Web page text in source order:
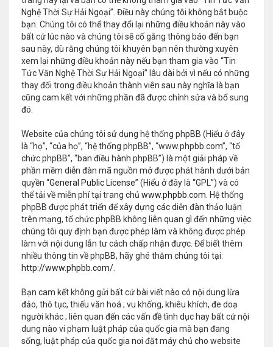
Nghệ Thời Sự Hải Ngoại”. Điều này chúng tôi không bắt buộc
bạn. Chúng tôi có thể thay đổi lại những điều khoản này vào
bất cứ lúc nào và chúng tôi sẽ cố gắng thông báo đến bạn
sau này, dù rằng chúng tôi khuyên bạn nên thường xuyên
xem lại những điều khoản này nếu bạn tham gia vào “Tin
Tức Văn Nghệ Thời Sự Hải Ngoại” lâu dài bởi vì nếu có những
thay đổi trong điều khoản thành viên sau này nghĩa là bạn
cũng cam kết với những phần đã được chỉnh sửa và bổ sung
đó.
Website của chúng tôi sử dụng hệ thống phpBB (Hiểu ở đây
là “họ”, “của họ”, “hệ thống phpBB”, “www.phpbb.com”, “tổ
chức phpBB”, “ban điều hành phpBB”) là một giải pháp về
phần mềm diễn đàn mã nguồn mở được phát hành dưới bản
quyền “General Public License” (Hiểu ở đây là “GPL”) và có
thể tải về miễn phí tại trang chủ www.phpbb.com . Hệ thống
phpBB được phát triển để xây dựng các diễn đàn thảo luận
trên mạng, tổ chức phpBB không liên quan gì đến những việc
chúng tôi quy định bạn được phép làm và không được phép
làm với nội dung lẫn tư cách chấp nhận được. Để biết thêm
nhiều thông tin về phpBB, hãy ghé thăm chúng tôi tại:
http://www.phpbb.com/
Bạn cam kết không gửi bất cứ bài viết nào có nội dung lừa
đảo, thô tục, thiếu văn hoá ; vu khống, khiêu khích, đe doạ
người khác ; liên quan đến các vấn đề tình dục hay bất cứ nội
dung nào vi phạm luật pháp của quốc gia mà bạn đang
sống, luật pháp của quốc gia nơi đặt máy chủ cho website